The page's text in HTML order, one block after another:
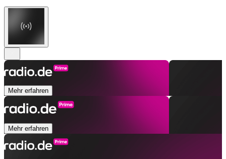
Mehr erfahren
Mehr erfahren